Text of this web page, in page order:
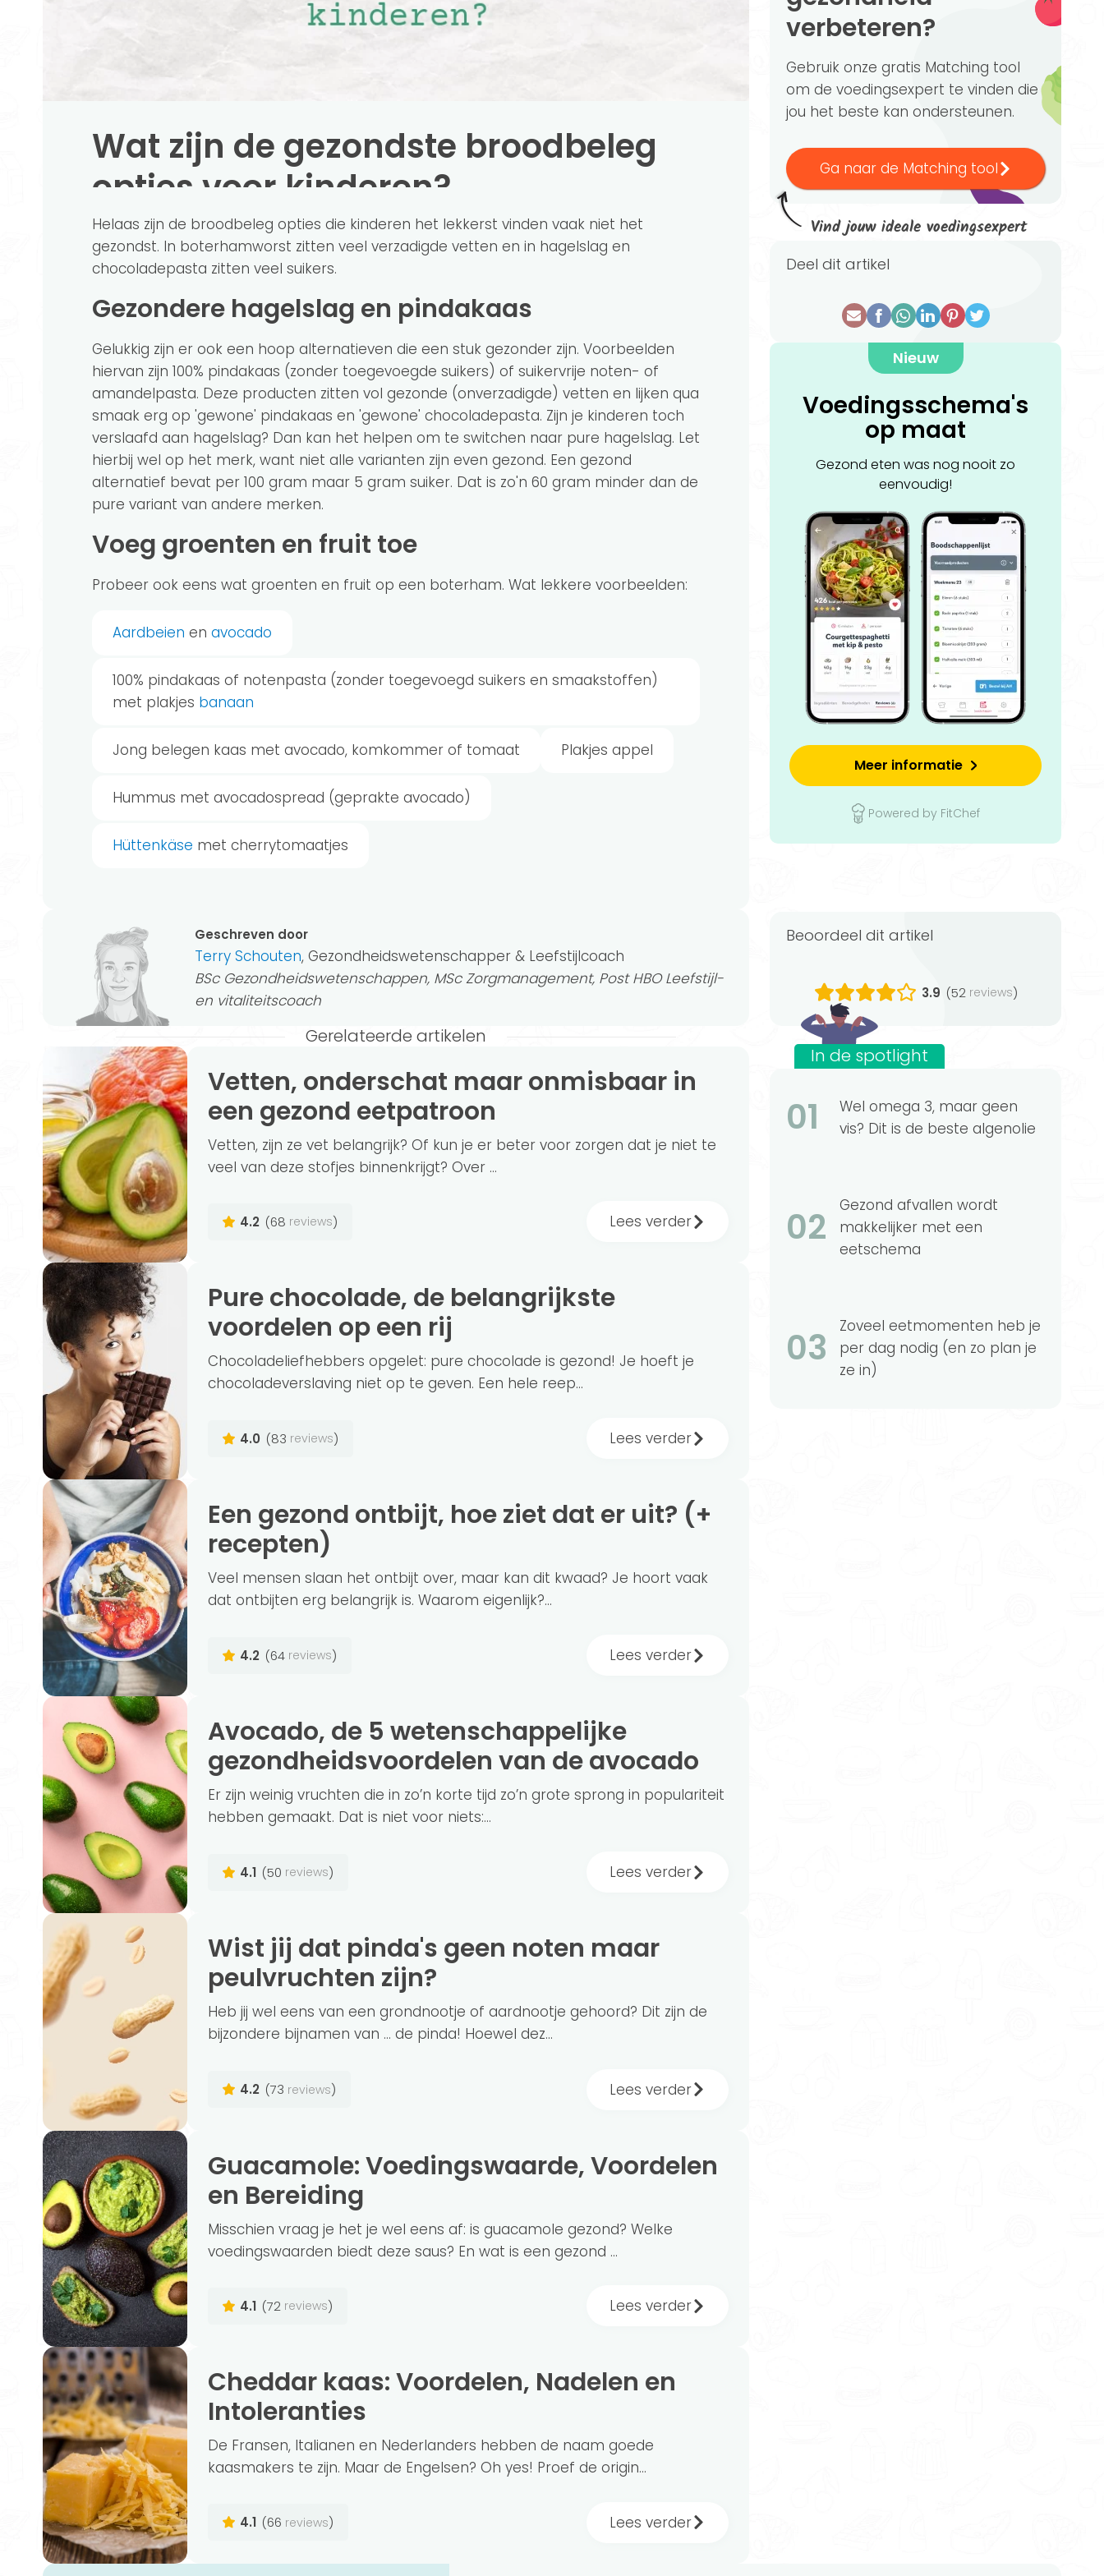
Wat zijn de gezondste broodbeleg
opties voor kinderen?
Helaas zijn de broodbeleg opties die kinderen het lekkerst vinden vaak niet het
gezondst. In boterhamworst zitten veel verzadigde vetten en in hagelslag en
chocoladepasta zitten veel suikers.
Gezondere hagelslag en pindakaas
Gelukkig zijn er ook een hoop alternatieven die een stuk gezonder zijn. Voorbeelden
hiervan zijn 100% pindakaas (zonder toegevoegde suikers) of suikervrije noten- of
amandelpasta. Deze producten zitten vol gezonde (onverzadigde) vetten en lijken qua
smaak erg op 'gewone' pindakaas en 'gewone' chocoladepasta. Zijn je kinderen toch
verslaafd aan hagelslag? Dan kan het helpen om te switchen naar pure hagelslag. Let
hierbij wel op het merk, want niet alle varianten zijn even gezond. Een gezond
alternatief bevat per 100 gram maar 5 gram suiker. Dat is zo'n 60 gram minder dan de
pure variant van andere merken.
Voeg groenten en fruit toe
Probeer ook eens wat groenten en fruit op een boterham. Wat lekkere voorbeelden:
Aardbeien en avocado
100% pindakaas of notenpasta (zonder toegevoegd suikers en smaakstoffen)
met plakjes banaan
Jong belegen kaas met avocado, komkommer of tomaat Plakjes appel
Hummus met avocadospread (geprakte avocado)
Hüttenkäse met cherrytomaatjes
Geschreven door
Terry Schouten, Gezondheidswetenschapper & Leefstijlcoach
BSc Gezondheidswetenschappen, MSc Zorgmanagement, Post HBO Leefstijl-
en vitaliteitscoach
verbeteren?
Gebruik onze gratis Matching tool
om de voedingsexpert te vinden die
jou het beste kan ondersteunen.
Ga naar de Matching tool
Vind jouw ideale voedingsexpert
Deel dit artikel
Nieuw
Voedingsschema's
op maat
Gezond eten was nog nooit zo
eenvoudig!
Meer informatie
Powered by FitChef
Beoordeel dit artikel
3.9 (52 reviews)
Gerelateerde artikelen
Vetten, onderschat maar onmisbaar in
een gezond eetpatroon
Vetten, zijn ze vet belangrijk? Of kun je er beter voor zorgen dat je niet te
veel van deze stofjes binnenkrijgt? Over ...
4.2 (68 reviews) Lees verder
Pure chocolade, de belangrijkste
voordelen op een rij
Chocoladeliefhebbers opgelet: pure chocolade is gezond! Je hoeft je
chocoladeverslaving niet op te geven. Een hele reep...
4.0 (83 reviews) Lees verder
Een gezond ontbijt, hoe ziet dat er uit? (+
recepten)
Veel mensen slaan het ontbijt over, maar kan dit kwaad? Je hoort vaak
dat ontbijten erg belangrijk is. Waarom eigenlijk?...
4.2 (64 reviews) Lees verder
Avocado, de 5 wetenschappelijke
gezondheidsvoordelen van de avocado
Er zijn weinig vruchten die in zo’n korte tijd zo’n grote sprong in populariteit
hebben gemaakt. Dat is niet voor niets:...
4.1 (50 reviews) Lees verder
Wist jij dat pinda's geen noten maar
peulvruchten zijn?
Heb jij wel eens van een grondnootje of aardnootje gehoord? Dit zijn de
bijzondere bijnamen van ... de pinda! Hoewel dez...
4.2 (73 reviews) Lees verder
Guacamole: Voedingswaarde, Voordelen
en Bereiding
Misschien vraag je het je wel eens af: is guacamole gezond? Welke
voedingswaarden biedt deze saus? En wat is een gezond ...
4.1 (72 reviews) Lees verder
Cheddar kaas: Voordelen, Nadelen en
Intoleranties
De Fransen, Italianen en Nederlanders hebben de naam goede
kaasmakers te zijn. Maar de Engelsen? Oh yes! Proef de origin...
4.1 (66 reviews) Lees verder
In de spotlight
01
Wel omega 3, maar geen
vis? Dit is de beste algenolie
02
Gezond afvallen wordt
makkelijker met een
eetschema
03
Zoveel eetmomenten heb je
per dag nodig (en zo plan je
ze in)